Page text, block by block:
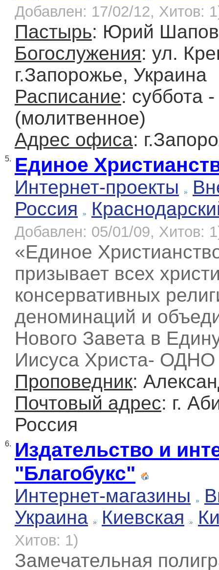
Добавлен: 17/02/12, Хитов:
Пастырь: Юрий
Богослужения: ул.
г.Запорожье, Украина
Расписание: суббота
(молитвенное)
Адрес офиса:
5. Единое
Интернет-проекты
Россия
Добавлен: 05/01/09, Хитов:
«Единое
призывает всех
консервативных
деноминаций и
Нового Завета в
Иисуса Христа- ОДНО
Проповедник:
Почтовый адрес: г.
Россия
6. Издательство и
"Благобукс"
Интернет-магазины
Украина
Киевская
Хитов: 1)
Замечательная